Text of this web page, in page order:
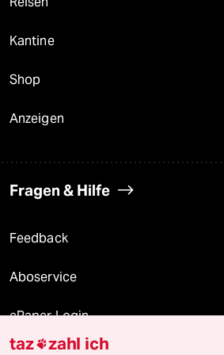
Kantine
Shop
Anzeigen
Fragen & Hilfe
Feedback
Aboservice
ePaper Login
taz zahl ich